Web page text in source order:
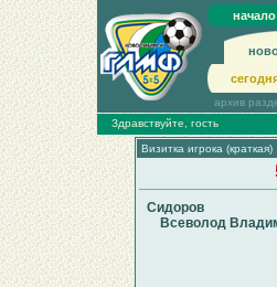
начало
архив
Здравствуйте, гость
Визитка игрока (краткая)
Сидоров
Всеволод